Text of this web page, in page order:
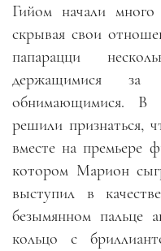
Гийом начали много
скрывая свои
папарацци
держащимися
обнимающимися. В
решили признаться,
вместе на премьере
котором Марион
выступил в
безымянном пальце
кольцо с